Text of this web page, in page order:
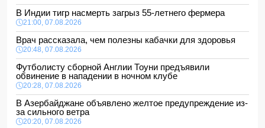
В Индии тигр насмерть загрыз 55-летнего фермера
21:00, 07.08.2026
Врач рассказала, чем полезны кабачки для здоровья
20:48, 07.08.2026
Футболисту сборной Англии Тоуни предъявили
обвинение в нападении в ночном клубе
20:28, 07.08.2026
В Азербайджане объявлено желтое предупреждение из-
за сильного ветра
20:20, 07.08.2026